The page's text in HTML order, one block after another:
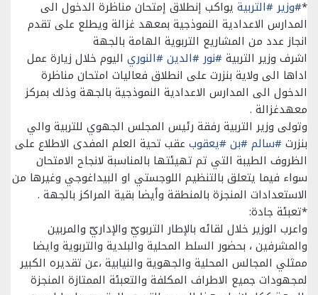
*#وزير#التربية يواكب إنطلاق إمتحان مناظرة الدخول الى
المدارس الاعدادية النموذجية بمعهد غزالة ويطلع على تقدم
انجاز عدد من المشاريع التربوية الهامة بالجهة
اشرف وزير التربية#نور#الدين#النوري اليوم خلال زيارة عمل
اداها الى ولاية بنزرت على انطلاق فعاليات امتحان مناظرة
الدخول الى المدارس الاعدادية النموذجية بالجهة وذلك بمركز
معهدغزالة .
وتولى وزير التربية رفقة رئيس المجلس الجهوي للتربية والي
بنزرت#سالم#بن#يعقوب عقب تحية العلم المفدى الاطلاع على
الظروف الطيبة التي تم تهيئتها بالمناسبة لانجاح الامتحان
سواء فيما يتعلق بالتنظيم اللوجستي او البيداغوجي وغيرها من
الاستعدادات المنجزة بالمنطقة وأيضا بقية المراكز بالجهة .
*تعبئة جادة:
واعرب الوزير خلال لقائه بالإطار التربويّ والإداريّ والمربين
والمشرفين ، بحضور السلط المحلية والبلدية والتربوية وايضا
ممثلي المجالس المحلية والجهوية والنيابية ،عن تقديره الكبير
لمجهودات جميع الاطراف المكلفة والتعبئة الممتازة المنجزة